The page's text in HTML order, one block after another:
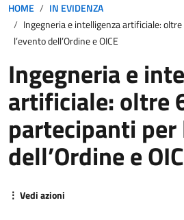
SEGRETERIA
ISCRITTO
PROFESSIONE
AGGIORNAMENTO PROFESSIONALE
HOME
IN EVIDENZA
Ingegneria e intelligenza artificiale:
l’evento dell’Ordine e OICE
Ingegneria e
artificiale: oltre
partecipanti per
dell’Ordine e
⋮ Vedi azioni